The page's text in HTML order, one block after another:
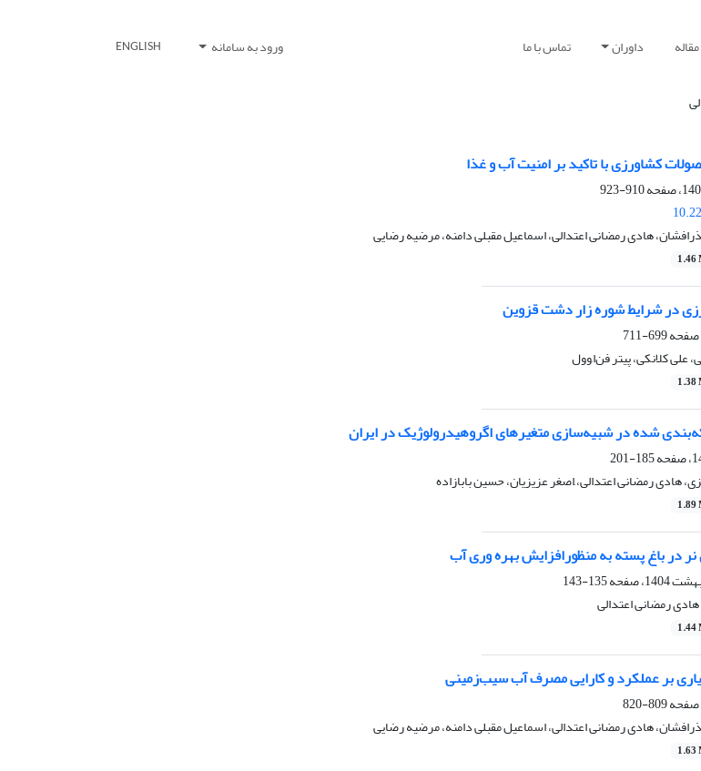
داوران تماس با ما ورود به سامانه ENGLISH
کشاورزی با تاکید بر امنیت آب و غذا
910-923
هادی رمضانی اعتدالی، اسماعیل مقبلی دامنه، مرضیه رضایی
1.46
در شرایط شوره زار دشت قزوین
699-711
علی کلانکی، پیتر فن‌ا,وول
1.38
شده در شبیه‌سازی متغیرهای اگروهیدرولوژیک در ایران
185-201
هادی رمضانی اعتدالی، َاصغر عزیزیان، حسین بابازاده
1.89
در باغ پسته به منظورافزایش بهره ‏وری‏ آب
135-143
رمضانی اعتدالی
1.44
بر عملکرد و کارایی مصرف آب سیب‌زمینی
809-820
هادی رمضانی اعتدالی، اسماعیل مقبلی دامنه، مرضیه رضایی
1.63